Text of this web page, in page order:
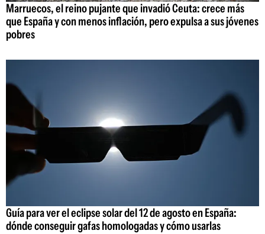
Marruecos, el reino pujante que invadió Ceuta: crece más
que España y con menos inflación, pero expulsa a sus jóvenes
pobres
Guía para ver el eclipse solar del 12 de agosto en España:
dónde conseguir gafas homologadas y cómo usarlas